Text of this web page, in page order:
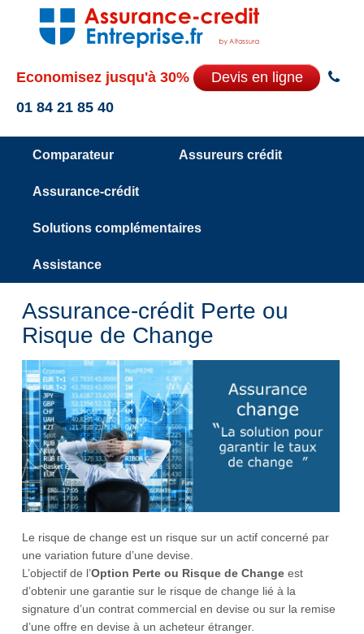
Economisez jusqu'à 30%
Devis en ligne
01 84 21 85 40
Comparateur Assureurs crédit
Assurance-crédit
Solutions complémentaires
Assistance
Assurance-crédit Perte ou
Risque de Change
Le risque de change est un risque sur un actif concerné par
une variation future d’une devise.
L’objectif de l’Option Perte ou Risque de Change est
d’obtenir une garantie sur le risque de change lié à la
signature d’un contrat commercial en devise ou sur la remise
d’une offre en devise à un acheteur étranger.